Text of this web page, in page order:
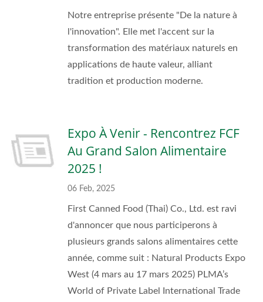
Notre entreprise présente "De la nature à
l'innovation". Elle met l'accent sur la
transformation des matériaux naturels en
applications de haute valeur, alliant
tradition et production moderne.
Expo À Venir - Rencontrez FCF
Au Grand Salon Alimentaire
2025 !
06 Feb, 2025
First Canned Food (Thai) Co., Ltd. est ravi
d'annoncer que nous participerons à
plusieurs grands salons alimentaires cette
année, comme suit : Natural Products Expo
West (4 mars au 17 mars 2025) PLMA’s
World of Private Label International Trade